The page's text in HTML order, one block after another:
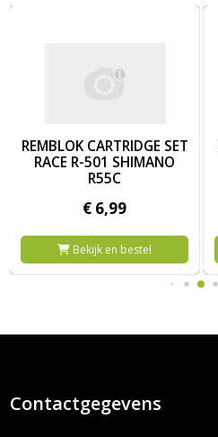
REMBLOK CARTRIDGE SET
RACE R-501 SHIMANO
R55C
€ 6,99
Bekijk en bestel
Contactgegevens